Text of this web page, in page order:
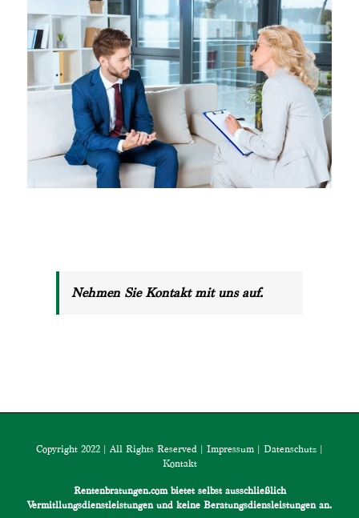
Nehmen Sie Kontakt mit uns auf.
Copyright 2022 | All Rights Reserved | Impressum | Datenschutz |
Kontakt
Rentenbratungen.com bietet selbst ausschließlich
Vermitllungsdienstleistungen und keine Beratungsdiensleistungen an.